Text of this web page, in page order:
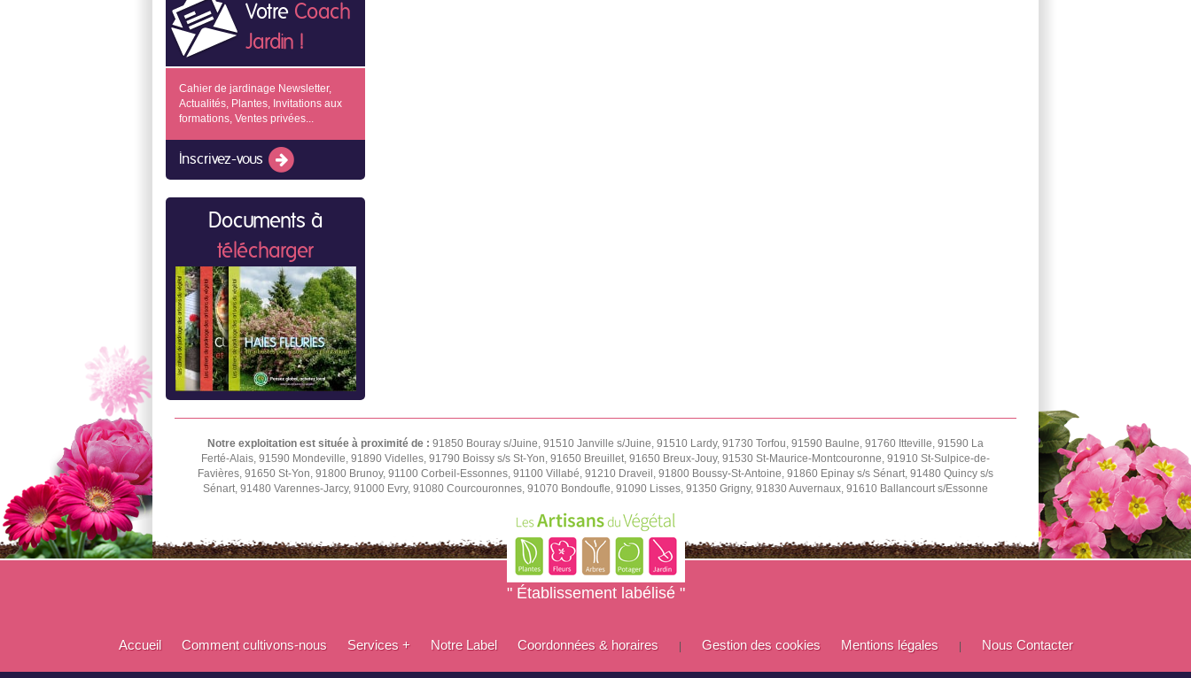
Votre Coach
Jardin !
Cahier de jardinage Newsletter,
Actualités, Plantes, Invitations aux
formations, Ventes privées...
Inscrivez-vous
Documents à
télécharger
Notre exploitation est située à proximité de : 91850 Bouray s/Juine, 91510 Janville s/Juine, 91510 Lardy, 91730 Torfou, 91590 Baulne, 91760 Itteville, 91590 La
Ferté-Alais, 91590 Mondeville, 91890 Videlles, 91790 Boissy s/s St-Yon, 91650 Breuillet, 91650 Breux-Jouy, 91530 St-Maurice-Montcouronne, 91910 St-Sulpice-de-
Favières, 91650 St-Yon, 91800 Brunoy, 91100 Corbeil-Essonnes, 91100 Villabé, 91210 Draveil, 91800 Boussy-St-Antoine, 91860 Epinay s/s Sénart, 91480 Quincy s/s
Sénart, 91480 Varennes-Jarcy, 91000 Evry, 91080 Courcouronnes, 91070 Bondoufle, 91090 Lisses, 91350 Grigny, 91830 Auvernaux, 91610 Ballancourt s/Essonne
" Établissement labélisé "
Accueil Comment cultivons-nous Services + Notre Label Coordonnées & horaires Gestion des cookies Mentions légales Nous Contacter